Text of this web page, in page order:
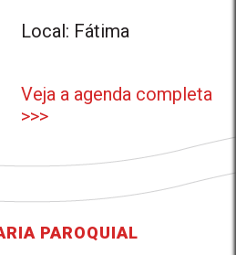
Local: Fátima
Veja a agenda completa
>>>
PAROQUIAL